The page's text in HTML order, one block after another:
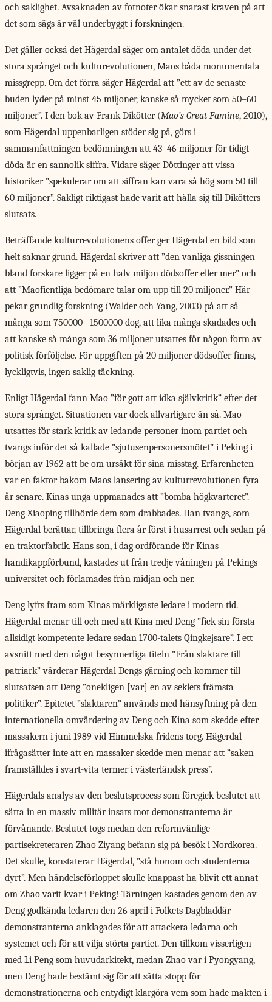
och saklighet. Avsaknaden av fotnoter ökar snarast kraven på att
det som sägs är väl underbyggt i forskningen.
Det gäller också det Hägerdal säger om antalet döda under det
stora språnget och kulturevolutionen, Maos båda monumentala
missgrepp. Om det förra säger Hägerdal att ”ett av de senaste
buden lyder på minst 45 miljoner, kanske så mycket som 50–60
miljoner”. I den bok av Frank Dikötter (Mao’s Great Famine, 2010),
som Hägerdal uppenbarligen stöder sig på, görs i
sammanfattningen bedömningen att 43–46 miljoner för tidigt
döda är en sannolik siffra. Vidare säger Döttinger att vissa
historiker ”spekulerar om att siffran kan vara så hög som 50 till
60 miljoner”. Sakligt riktigast hade varit att hålla sig till Dikötters
slutsats.
Beträffande kulturrevolutionens offer ger Hägerdal en bild som
helt saknar grund. Hägerdal skriver att ”den vanliga gissningen
bland forskare ligger på en halv miljon dödsoffer eller mer” och
att ”Maofientliga bedömare talar om upp till 20 miljoner.” Här
pekar grundlig forskning (Walder och Yang, 2003) på att så
många som 750000– 1500000 dog, att lika många skadades och
att kanske så många som 36 miljoner utsattes för någon form av
politisk förföljelse. För uppgiften på 20 miljoner dödsoffer finns,
lyckligtvis, ingen saklig täckning.
Enligt Hägerdal fann Mao ”för gott att idka självkritik” efter det
stora språnget. Situationen var dock allvarligare än så. Mao
utsattes för stark kritik av ledande personer inom partiet och
tvangs inför det så kallade ”sjutusenpersonersmötet” i Peking i
början av 1962 att be om ursäkt för sina misstag. Erfarenheten
var en faktor bakom Maos lansering av kulturrevolutionen fyra
år senare. Kinas unga uppmanades att ”bomba högkvarteret”.
Deng Xiaoping tillhörde dem som drabbades. Han tvangs, som
Hägerdal berättar, tillbringa flera år först i husarrest och sedan på
en traktorfabrik. Hans son, i dag ordförande för Kinas
handikappförbund, kastades ut från tredje våningen på Pekings
universitet och förlamades från midjan och ner.
Deng lyfts fram som Kinas märkligaste ledare i modern tid.
Hägerdal menar till och med att Kina med Deng ”fick sin första
allsidigt kompetente ledare sedan 1700-talets Qingkejsare”. I ett
avsnitt med den något besynnerliga titeln ”Från slaktare till
patriark” värderar Hägerdal Dengs gärning och kommer till
slutsatsen att Deng ”onekligen [var] en av seklets främsta
politiker”. Epitetet ”slaktaren” används med hänsyftning på den
internationella omvärdering av Deng och Kina som skedde efter
massakern i juni 1989 vid Himmelska fridens torg. Hägerdal
ifrågasätter inte att en massaker skedde men menar att ”saken
framställdes i svart-vita termer i västerländsk press”.
Hägerdals analys av den beslutsprocess som föregick beslutet att
sätta in en massiv militär insats mot demonstranterna är
förvånande. Beslutet togs medan den reformvänlige
partisekreteraren Zhao Ziyang befann sig på besök i Nordkorea.
Det skulle, konstaterar Hägerdal, ”stå honom och studenterna
dyrt”. Men händelseförloppet skulle knappast ha blivit ett annat
om Zhao varit kvar i Peking! Tärningen kastades genom den av
Deng godkända ledaren den 26 april i Folkets Dagbladdär
demonstranterna anklagades för att attackera ledarna och
systemet och för att vilja störta partiet. Den tillkom visserligen
med Li Peng som huvudarkitekt, medan Zhao var i Pyongyang,
men Deng hade bestämt sig för att sätta stopp för
demonstrationerna och entydigt klargöra vem som hade makten i